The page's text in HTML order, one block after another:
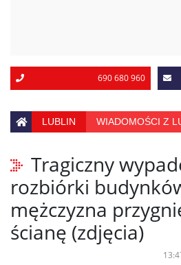
690 680 960
LUBLIN WIADOMOŚCI Z
Tragiczny
rozbiórki
mężczyzna
ścianę (zdjęcia)